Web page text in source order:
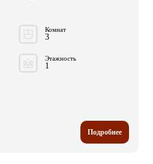
Комнат
3
Этажность
1
Подробнее